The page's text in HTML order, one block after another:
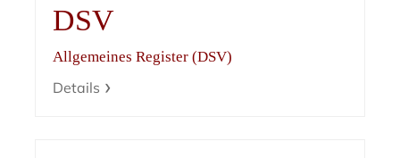
DSV
Allgemeines Register (DSV)
Details